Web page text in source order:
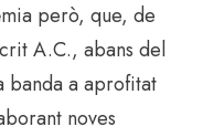
però, que, de
A.C., abans del
banda a aprofitat
noves